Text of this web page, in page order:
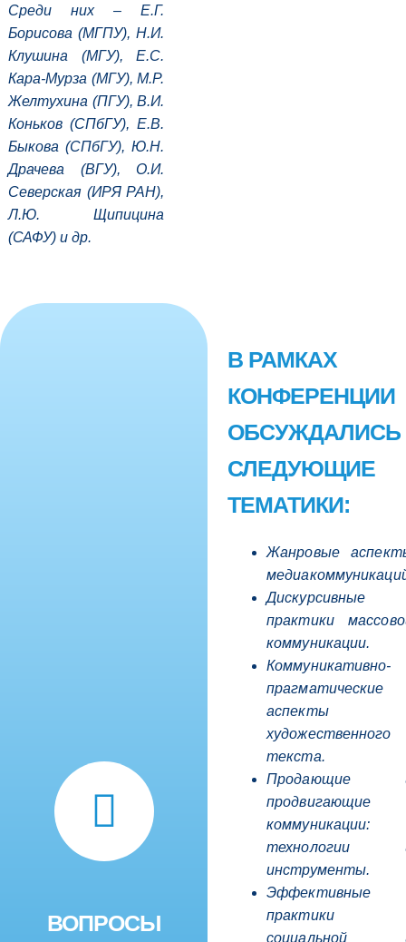
Среди них – Е.Г.
Борисова (МГПУ), Н.И.
Клушина (МГУ), Е.С.
Кара-Мурза (МГУ), М.Р.
Желтухина (ПГУ), В.И.
Коньков (СПбГУ), Е.В.
Быкова (СПбГУ), Ю.Н.
Драчева (ВГУ), О.И.
Северская (ИРЯ РАН),
Л.Ю. Щипицина
(САФУ) и др.
ВОПРОСЫ
В РАМКАХ
КОНФЕРЕНЦИИ
ОБСУЖДАЛИСЬ
СЛЕДУЮЩИЕ
ТЕМАТИКИ:
Жанровые
Дискурсивные
практики
коммуникации.
Коммуникативно-
прагматические
аспекты
художественного
текста.
Продающие
продвигающие
коммуникации:
технологии
инструменты.
Эффективные
практики
социальной